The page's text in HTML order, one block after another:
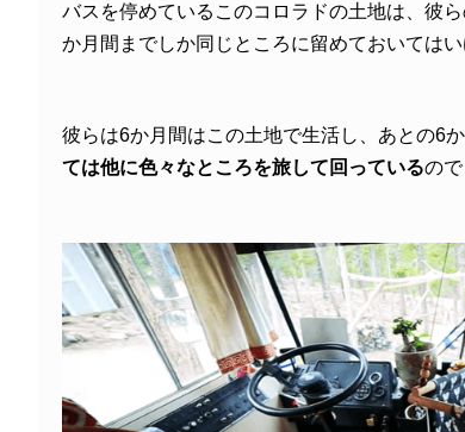
バスを停めているこのコロラドの土地は、彼
か月間までしか同じところに留めておいては
彼らは6か月間はこの土地で生活し、あとの6
ては他に色々なところを旅して回っているの